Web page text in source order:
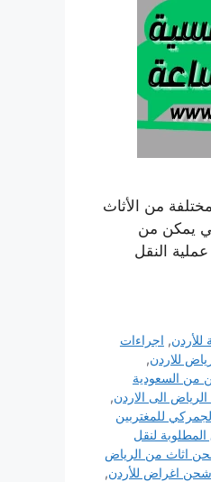
من الأثاث
يمكن من
النقل
, اجراءات
للاردن,
السعودية
الى الاردن,
للمغتربين
المطلوبة لنقل
اثاث من الرياض
شحن اغراض للأردن,